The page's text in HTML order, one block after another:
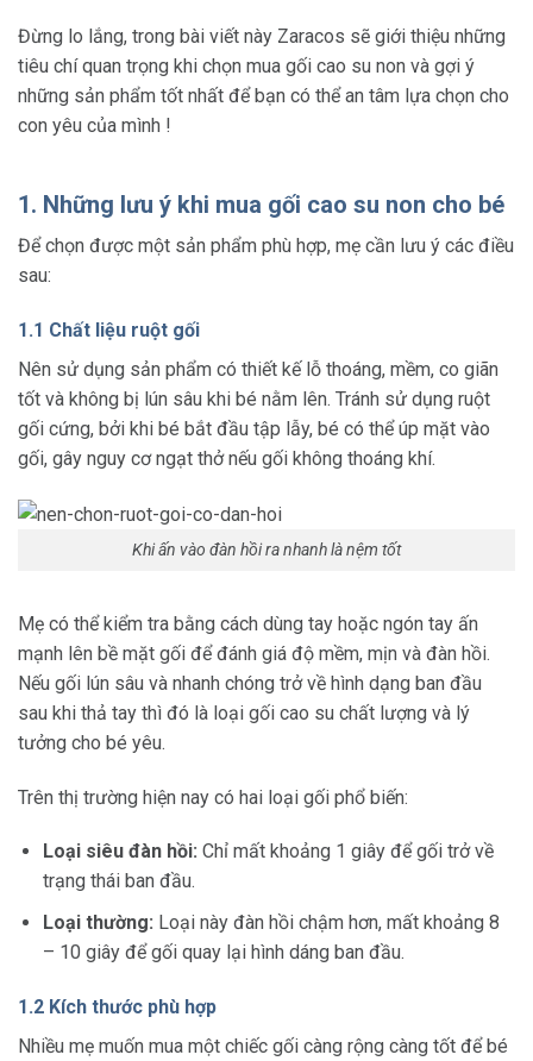
Đừng lo lắng, trong bài viết này Zaracos sẽ giới thiệu những
tiêu chí quan trọng khi chọn mua gối cao su non và gợi ý
những sản phẩm tốt nhất để bạn có thể an tâm lựa chọn cho
con yêu của mình !
1. Những lưu ý khi mua gối cao su non cho bé
Để chọn được một sản phẩm phù hợp, mẹ cần lưu ý các điều
sau:
1.1 Chất liệu ruột gối
Nên sử dụng sản phẩm có thiết kế lỗ thoáng, mềm, co giãn
tốt và không bị lún sâu khi bé nằm lên. Tránh sử dụng ruột
gối cứng, bởi khi bé bắt đầu tập lẫy, bé có thể úp mặt vào
gối, gây nguy cơ ngạt thở nếu gối không thoáng khí.
Khi ấn vào đàn hồi ra nhanh là nệm tốt
Mẹ có thể kiểm tra bằng cách dùng tay hoặc ngón tay ấn
mạnh lên bề mặt gối để đánh giá độ mềm, mịn và đàn hồi.
Nếu gối lún sâu và nhanh chóng trở về hình dạng ban đầu
sau khi thả tay thì đó là loại gối cao su chất lượng và lý
tưởng cho bé yêu.
Trên thị trường hiện nay có hai loại gối phổ biến:
Loại siêu đàn hồi: Chỉ mất khoảng 1 giây để gối trở về
trạng thái ban đầu.
Loại thường: Loại này đàn hồi chậm hơn, mất khoảng 8
– 10 giây để gối quay lại hình dáng ban đầu.
1.2 Kích thước phù hợp
Nhiều mẹ muốn mua một chiếc gối càng rộng càng tốt để bé